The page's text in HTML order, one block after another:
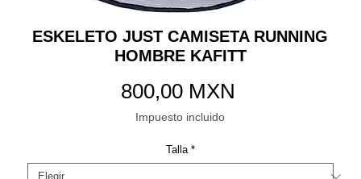
ESKELETO JUST CAMISETA RUNNING
HOMBRE KAFITT
800,00 MXN
Impuesto incluido
Talla *